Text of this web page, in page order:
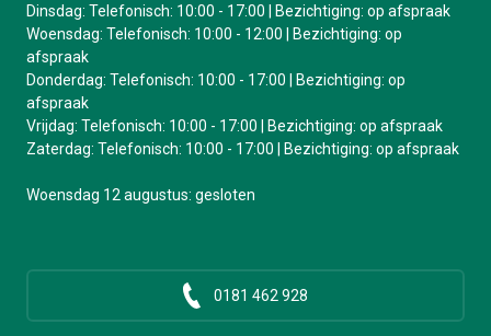
Dinsdag: Telefonisch: 10:00 - 17:00 | Bezichtiging: op afspraak
Woensdag: Telefonisch: 10:00 - 12:00 | Bezichtiging: op
afspraak
Donderdag: Telefonisch: 10:00 - 17:00 | Bezichtiging: op
afspraak
Vrijdag: Telefonisch: 10:00 - 17:00 | Bezichtiging: op afspraak
Zaterdag: Telefonisch: 10:00 - 17:00 | Bezichtiging: op afspraak
Woensdag 12 augustus: gesloten
0181 462 928